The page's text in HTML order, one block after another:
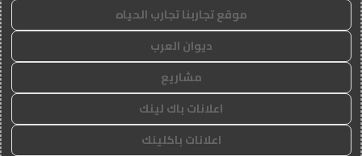
موقع تجاربنا تجارب الحياه
ديوان العرب
مشاريع
اعلانات باك لينك
اعلانات باكلينك